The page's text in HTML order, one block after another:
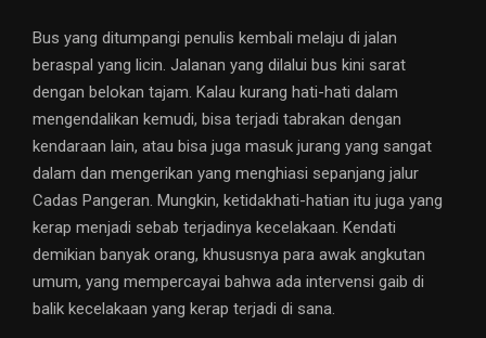
Bus yang ditumpangi penulis kembali melaju di jalan
beraspal yang licin. Jalanan yang dilalui bus kini sarat
dengan belokan tajam. Kalau kurang hati-hati dalam
mengendalikan kemudi, bisa terjadi tabrakan dengan
kendaraan lain, atau bisa juga masuk jurang yang sangat
dalam dan mengerikan yang menghiasi sepanjang jalur
Cadas Pangeran. Mungkin, ketidakhati-hatian itu juga yang
kerap menjadi sebab terjadinya kecelakaan. Kendati
demikian banyak orang, khususnya para awak angkutan
umum, yang mempercayai bahwa ada intervensi gaib di
balik kecelakaan yang kerap terjadi di sana.